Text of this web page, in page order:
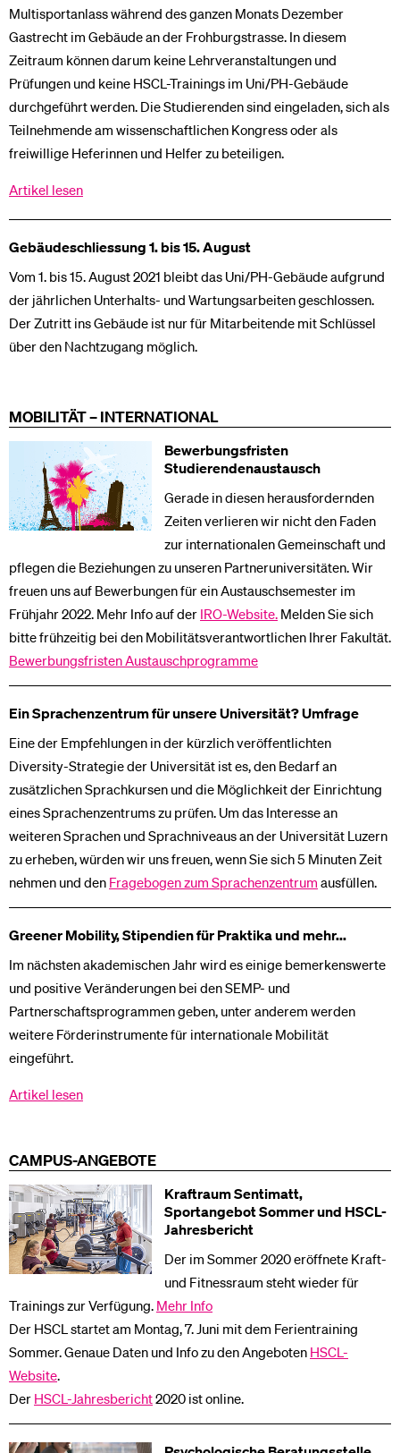
Multisportanlass während des ganzen Monats Dezember
Gastrecht im Gebäude an der Frohburgstrasse. In diesem
Zeitraum können darum keine Lehrveranstaltungen und
Prüfungen und keine HSCL-Trainings im Uni/PH-Gebäude
durchgeführt werden. Die Studierenden sind eingeladen, sich als
Teilnehmende am wissenschaftlichen Kongress oder als
freiwillige Heferinnen und Helfer zu beteiligen.
Artikel lesen
Gebäudeschliessung 1. bis 15. August
Vom 1. bis 15. August 2021 bleibt das Uni/PH-Gebäude aufgrund
der jährlichen Unterhalts- und Wartungsarbeiten geschlossen.
Der Zutritt ins Gebäude ist nur für Mitarbeitende mit Schlüssel
über den Nachtzugang möglich.
MOBILITÄT – INTERNATIONAL
Bewerbungsfristen
Studierendenaustausch
Gerade in diesen herausfordernden
Zeiten verlieren wir nicht den Faden
zur internationalen Gemeinschaft und
pflegen die Beziehungen zu unseren Partneruniversitäten. Wir
freuen uns auf Bewerbungen für ein Austauschsemester im
Frühjahr 2022. Mehr Info auf der IRO-Website. Melden Sie sich
bitte frühzeitig bei den Mobilitätsverantwortlichen Ihrer Fakultät.
Bewerbungsfristen Austauschprogramme
Ein Sprachenzentrum für unsere Universität? Umfrage
Eine der Empfehlungen in der kürzlich veröffentlichten
Diversity-Strategie der Universität ist es, den Bedarf an
zusätzlichen Sprachkursen und die Möglichkeit der Einrichtung
eines Sprachenzentrums zu prüfen. Um das Interesse an
weiteren Sprachen und Sprachniveaus an der Universität Luzern
zu erheben, würden wir uns freuen, wenn Sie sich 5 Minuten Zeit
nehmen und den Fragebogen zum Sprachenzentrum ausfüllen.
Greener Mobility, Stipendien für Praktika und mehr...
Im nächsten akademischen Jahr wird es einige bemerkenswerte
und positive Veränderungen bei den SEMP- und
Partnerschaftsprogrammen geben, unter anderem werden
weitere Förderinstrumente für internationale Mobilität
eingeführt.
Artikel lesen
CAMPUS-ANGEBOTE
Kraftraum Sentimatt,
Sportangebot Sommer und HSCL-
Jahresbericht
Der im Sommer 2020 eröffnete Kraft-
und Fitnessraum steht wieder für
Trainings zur Verfügung. Mehr Info
Der HSCL startet am Montag, 7. Juni mit dem Ferientraining
Sommer. Genaue Daten und Info zu den Angeboten HSCL-
Website.
Der HSCL-Jahresbericht2020 ist online.